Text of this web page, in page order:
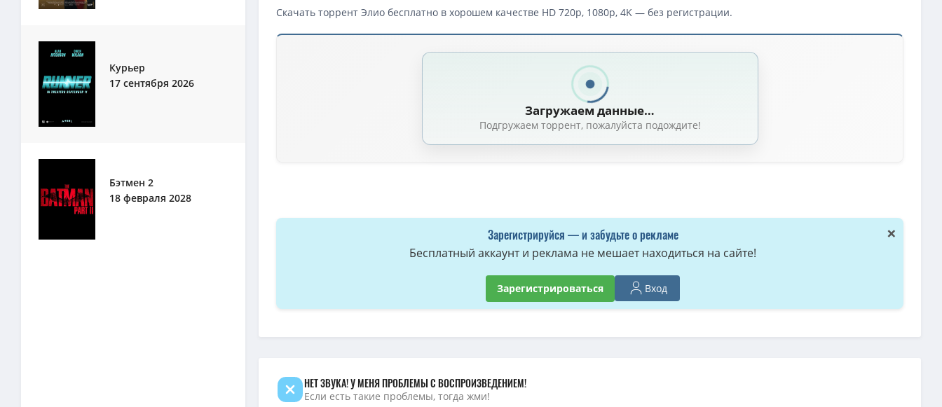
Курьер
17 сентября 2026
Бэтмен 2
18 февраля 2028
Скачать торрент Элио бесплатно в хорошем качестве HD 720p, 1080p, 4K — без регистрации.
Скачать торрент — Элио / Elio (2025)
720p — Элио / Elio (Эдриан Молина / Adrian Molina, Мадлен Шарафьян / Madeline Sharafian, Доми Ши / Domee Shi) [2025, США, мультфильм, фантастика,
1080p — Элио / Elio (Эдриан Молина / Adrian Molina) [2025, США, мультфильм, фантастика, комедия, приключения, семейный, WEB-DLRip 1080p] Dub
Элио / Elio (Эдриан Молина / Adrian Molina, Мадлен Шарафьян / Madeline Sharafian, Доми Ши / Domee Shi) [2025, США, Фантастика, фэнтези, драма,
1080p — Элио / Elio (2025) BDRip 1080p от MegaPeer | D | MovieDalen(7.67 GB, сидов: 28)
BDRip — Элио / Elio (2025) BDRip-AVC от DoMiNo & селезень | D | MovieDalen (1.46 GB, сидов: 25)
BDRip — Элио / Elio (2025) BDRip от MegaPeer | D | MovieDalen
720p — Элио / Elio (2025) BDRip 720p от MegaPeer | D | MovieDalen (3.47 GB, сидов: 18)
Элио / Elio (2025) WEB-DLRip от ELEKTRI4KA | D | MovieDalen(1.46 GB, сидов: 17)
Загружаем данные…
Подгружаем торрент, пожалуйста подождите!
×
Зарегистрируйся — и забудьте о рекламе
Бесплатный аккаунт и реклама не мешает находиться на сайте!
Зарегистрироваться Вход
НЕТ ЗВУКА! У МЕНЯ ПРОБЛЕМЫ С ВОСПРОИЗВЕДЕНИЕМ!
Если есть такие проблемы, тогда жми!